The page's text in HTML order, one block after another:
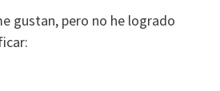
gustan, pero no he logrado